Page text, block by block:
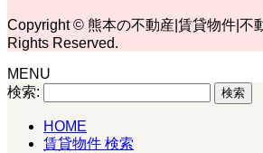
Copyright © 熊本の不動産|賃貸物件|不
Rights Reserved.
MENU
検索:
HOME
賃貸物件 検索